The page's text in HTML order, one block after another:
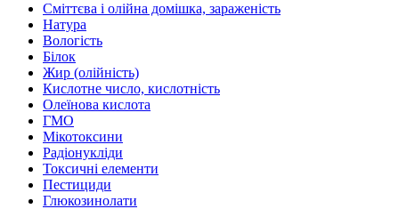
Сміттєва і олійна домішка, зараженість
Натура
Вологість
Білок
Жир (олійність)
Кислотне число, кислотність
Олеїнова кислота
ГМО
Мікотоксини
Радіонукліди
Токсичні елементи
Пестициди
Глюкозинолати